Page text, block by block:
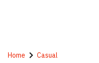
Home Casual